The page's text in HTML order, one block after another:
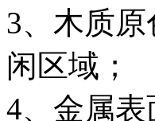
3、木质
闲区域；
4、金属